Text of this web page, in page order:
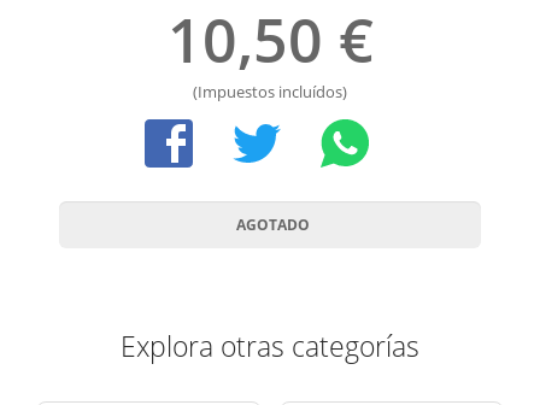
10,50 €
(Impuestos incluídos)
Explora otras categorías